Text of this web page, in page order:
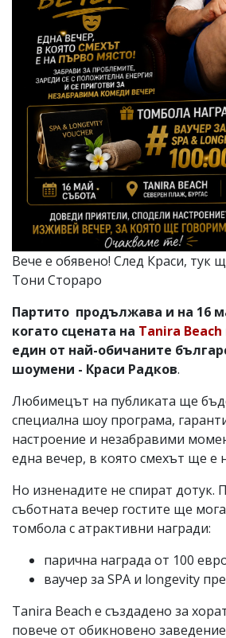
Вече е обявено! След Краси, тук
Тони Стораро
Партито продължава и на 16
когато сцената на Tanira Beach
един от най-обичаните
шоумени - Краси Радков.
Любимецът на публиката ще
специална шоу програма,
настроение и незабравими
една вечер, в която смехът ще е
Но изненадите не спират дотук.
съботната вечер гостите ще
томбола с атрактивни награди:
парична награда от 100
ваучер за SPA и longevity
Tanira Beach е създадено за
повече от обикновено